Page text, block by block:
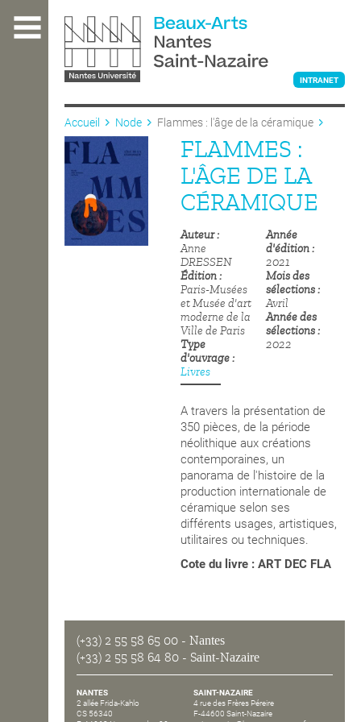
contenu
L'ÉCOLE
ENSEIGNEMENT
INTRANET
Accueil Node Flammes : l'âge de la céramique
FLAMMES :
L'ÂGE DE LA
CÉRAMIQUE
Auteur
Anne
DRESSEN
Édition
Paris-Musées
et Musée d'art
moderne de la
Ville de Paris
Type
d'ouvrage
Livres
Année
d'édition
2021
Mois des
sélections
Avril
Année des
sélections
2022
A travers la présentation de
350 pièces, de la période
néolithique aux créations
contemporaines, un
panorama de l'histoire de la
production internationale de
céramique selon ses
différents usages, artistiques,
utilitaires ou techniques.
Cote du livre : ART DEC FLA
(+33) 2 55 58 65 00 - Nantes
(+33) 2 55 58 64 80 - Saint-Nazaire
NANTES
2 allée Frida-Kahlo
CS 56340
SAINT-NAZAIRE
4 rue des Frères Péreire
F-44600 Saint-Nazaire